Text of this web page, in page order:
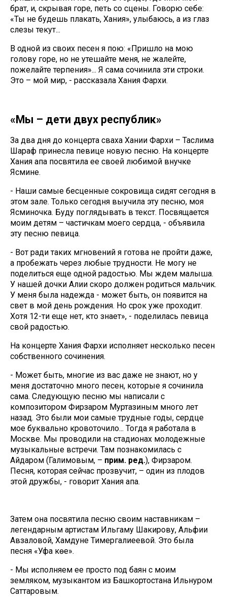
брат, и, скрывая горе, петь со сцены. Говорю себе:
«Ты не будешь плакать, Хания», улыбаюсь, а из глаз
слезы текут...
В одной из своих песен я пою: «Пришло на мою
голову горе, но не утешайте меня, не жалейте,
пожелайте терпения»... Я сама сочинила эти строки.
Это – мой мир, - рассказала Хания Фархи.
«Мы – дети двух республик»
За два дня до концерта сваха Хании Фархи – Таслима
Шараф принесла певице новую песню. На концерте
Хания апа посвятила ее своей любимой внучке
Ясмине.
- Наши самые бесценные сокровища сидят сегодня в
этом зале. Только сегодня выучила эту песню, моя
Ясминочка. Буду поглядывать в текст. Посвящается
моим детям – частичкам моего сердца, - объявила
эту песню певица.
- Вот ради таких мгновений я готова не пройти даже,
а пробежать через любые трудности. Не могу не
поделиться еще одной радостью. Мы ждем малыша.
У нашей дочки Алии скоро должен родиться мальчик.
У меня была надежда - может быть, он появится на
свет в мой день рождения. Но срок уже проходит.
Хотя 12-ти еще нет, кто знает», - поделилась певица
свой радостью.
На концерте Хания Фархи исполняет несколько песен
собственного сочинения.
- Может быть, многие из вас даже не знают, но у
меня достаточно много песен, которые я сочинила
сама. Следующую песню мы написали с
композитором Фирзаром Муртазиным много лет
назад. Это были мои самые трудные годы, сердце
мое буквально кровоточило... Тогда я работала в
Москве. Мы проводили на стадионах молодежные
музыкальные встречи. Там познакомилась с
Айдаром (Галимовым, – прим. ред.), Фирзаром.
Песня, которая сейчас прозвучит, – один из плодов
этой дружбы, - говорит Хания апа.
Затем она посвятила песню своим наставникам –
легендарным артистам Ильгаму Шакирову, Альфии
Авзаловой, Хамдуне Тимергалиеевой. Это была
песня «Уфа көе».
- Мы исполняем ее просто под баян с моим
земляком, музыкантом из Башкортостана Ильнуром
Саттаровым.